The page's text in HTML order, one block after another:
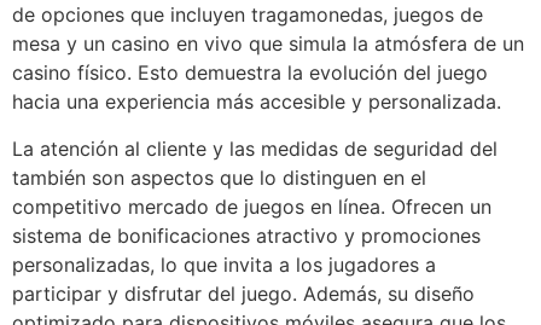
de opciones que incluyen tragamonedas, juegos de
mesa y un casino en vivo que simula la atmósfera de un
casino físico. Esto demuestra la evolución del juego
hacia una experiencia más accesible y personalizada.
La atención al cliente y las medidas de seguridad del
también son aspectos que lo distinguen en el
competitivo mercado de juegos en línea. Ofrecen un
sistema de bonificaciones atractivo y promociones
personalizadas, lo que invita a los jugadores a
participar y disfrutar del juego. Además, su diseño